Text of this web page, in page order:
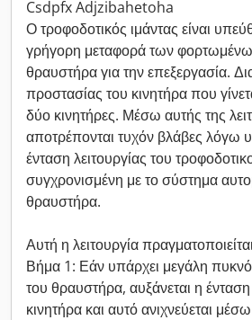
Csdpfx Adjzibahetoha
Ο τροφοδοτικός ιμάντας είναι
γρήγορη μεταφορά των
θραυστήρα για την επεξεργασία.
προστασίας του κινητήρα που
δύο κινητήρες. Μέσω αυτής της
αποτρέπονται τυχόν βλάβες λόγω
ένταση λειτουργίας του
συγχρονισμένη με το σύστημα
θραυστήρα.
Αυτή η λειτουργία
Βήμα 1: Εάν υπάρχει μεγάλη
του θραυστήρα, αυξάνεται η
κινητήρα και αυτό ανιχνεύεται